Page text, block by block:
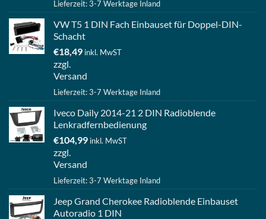
Lieferzeit: 3-7 Werktage Inland
VW T5 1 DIN Fach Einbauset für Doppel-DIN-
Schacht
€18,49 inkl. MwST
zzgl.
Versand
Lieferzeit: 3-7 Werktage Inland
Iveco Daily 2014-21 2 DIN Radioblende
Lenkradfernbedienung
€104,99 inkl. MwST
zzgl.
Versand
Lieferzeit: 3-7 Werktage Inland
Jeep Grand Cherokee Radioblende Einbauset
Autoradio 1 DIN